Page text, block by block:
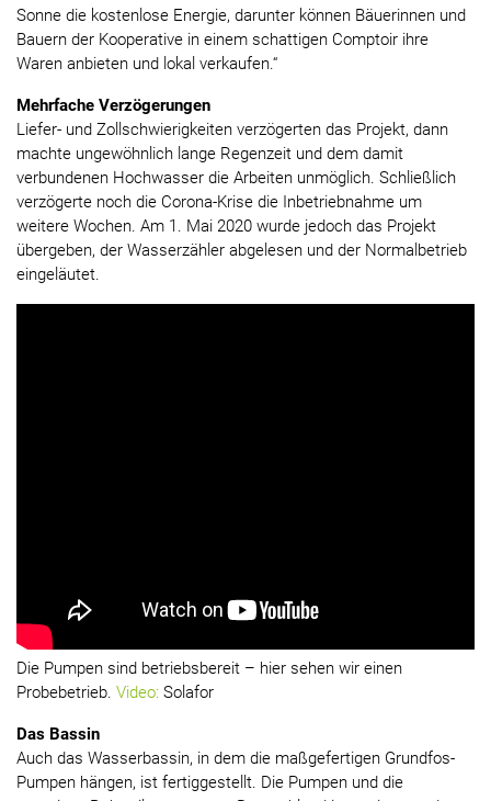
Sonne die kostenlose Energie, darunter können Bäuerinnen und
Bauern der Kooperative in einem schattigen Comptoir ihre
Waren anbieten und lokal verkaufen.“
Mehrfache Verzögerungen
Liefer- und Zollschwierigkeiten verzögerten das Projekt, dann
machte ungewöhnlich lange Regenzeit und dem damit
verbundenen Hochwasser die Arbeiten unmöglich. Schließlich
verzögerte noch die Corona-Krise die Inbetriebnahme um
weitere Wochen. Am 1. Mai 2020 wurde jedoch das Projekt
übergeben, der Wasserzähler abgelesen und der Normalbetrieb
eingeläutet.
Die Pumpen sind betriebsbereit – hier sehen wir einen
Probebetrieb. Video: Solafor
Das Bassin
Auch das Wasserbassin, in dem die maßgefertigen Grundfos-
Pumpen hängen, ist fertiggestellt. Die Pumpen und die